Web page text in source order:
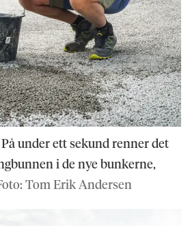
under ett sekund renner det
i de nye bunkerne,
Tom Erik Andersen